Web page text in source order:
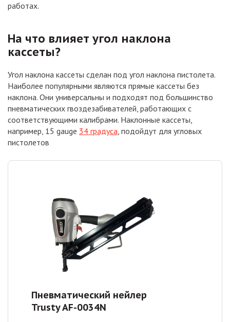
работах.
На что влияет угол наклона
кассеты?
Угол наклона кассеты сделан под угол наклона пистолета.
Наиболее популярными являются прямые кассеты без
наклона. Они универсальны и подходят под большинство
пневматических гвоздезабивателей, работающих с
соответствующими калибрами. Наклонные кассеты,
например, 15 gauge 34 градуса, подойдут для угловых
пистолетов
Пневматический нейлер
Trusty AF-0034N